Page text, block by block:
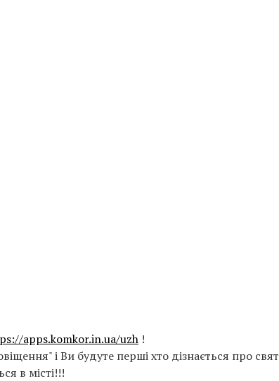
apps.komkor.in.ua/uzh !
і Ви будуте перші хто дізнається про
в місті!!!